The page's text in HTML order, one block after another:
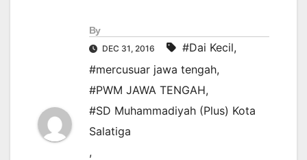
By
DEC 31, 2016 #Dai Kecil,
#mercusuar jawa tengah,
#PWM JAWA TENGAH,
#SD Muhammadiyah (Plus) Kota
Salatiga
,